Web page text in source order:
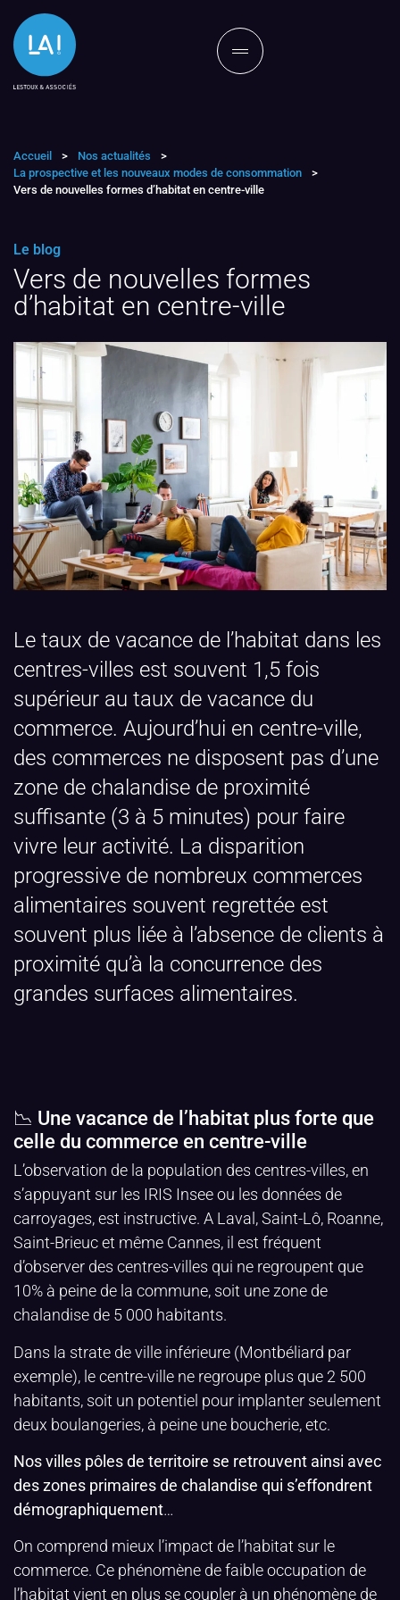
Accueil > Nos actualités
>
La prospective et les nouveaux modes de consommation
>
Vers de nouvelles formes d’habitat en centre-ville
Le blog
Vers de nouvelles formes
d’habitat en centre-ville
Le taux de vacance de l’habitat dans les
centres-villes est souvent 1,5 fois
supérieur au taux de vacance du
commerce. Aujourd’hui en centre-ville,
des commerces ne disposent pas d’une
zone de chalandise de proximité
suffisante (3 à 5 minutes) pour faire
vivre leur activité. La disparition
progressive de nombreux commerces
alimentaires souvent regrettée est
souvent plus liée à l’absence de clients à
proximité qu’à la concurrence des
grandes surfaces alimentaires.
📉 Une vacance de l’habitat plus forte que
celle du commerce en centre-ville
L’observation de la population des centres-villes, en
s’appuyant sur les IRIS Insee ou les données de
carroyages, est instructive. A Laval, Saint-Lô, Roanne,
Saint-Brieuc et même Cannes, il est fréquent
d’observer des centres-villes qui ne regroupent que
10% à peine de la commune, soit une zone de
chalandise de 5 000 habitants.
Dans la strate de ville inférieure (Montbéliard par
exemple), le centre-ville ne regroupe plus que 2 500
habitants, soit un potentiel pour implanter seulement
deux boulangeries, à peine une boucherie, etc.
Nos villes pôles de territoire se retrouvent ainsi avec
des zones primaires de chalandise qui s’effondrent
démographiquement…
On comprend mieux l’impact de l’habitat sur le
commerce. Ce phénomène de faible occupation de
l’habitat vient en plus se coupler à un phénomène de